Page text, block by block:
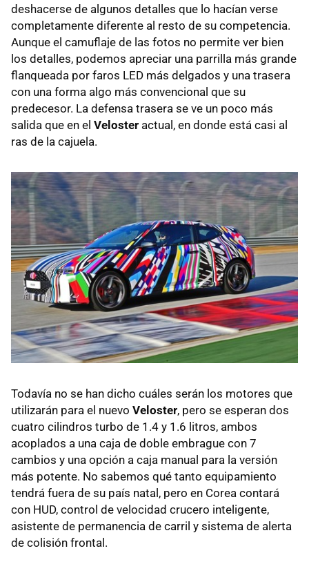
deshacerse de algunos detalles que lo hacían verse
completamente diferente al resto de su competencia.
Aunque el camuflaje de las fotos no permite ver bien
los detalles, podemos apreciar una parrilla más grande
flanqueada por faros LED más delgados y una trasera
con una forma algo más convencional que su
predecesor. La defensa trasera se ve un poco más
salida que en el Veloster actual, en donde está casi al
ras de la cajuela.
Todavía no se han dicho cuáles serán los motores que
utilizarán para el nuevo Veloster, pero se esperan dos
cuatro cilindros turbo de 1.4 y 1.6 litros, ambos
acoplados a una caja de doble embrague con 7
cambios y una opción a caja manual para la versión
más potente. No sabemos qué tanto equipamiento
tendrá fuera de su país natal, pero en Corea contará
con HUD, control de velocidad crucero inteligente,
asistente de permanencia de carril y sistema de alerta
de colisión frontal.